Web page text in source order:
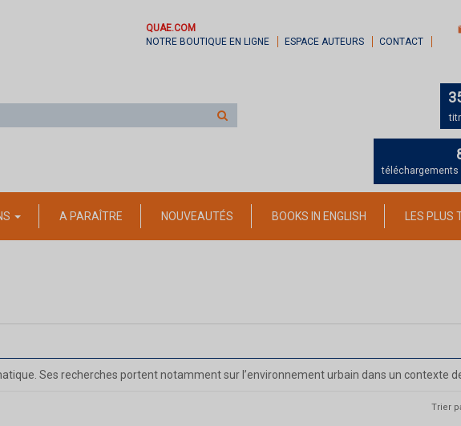
QUAE.COM
NOTRE BOUTIQUE EN LIGNE
ESPACE AUTEURS CONTACT
sur
téléchargements
A PARAÎTRE NOUVEAUTÉS BOOKS IN ENGLISH LES PLUS
Ses recherches portent notamment sur l’environnement urbain dans un contexte
Trier